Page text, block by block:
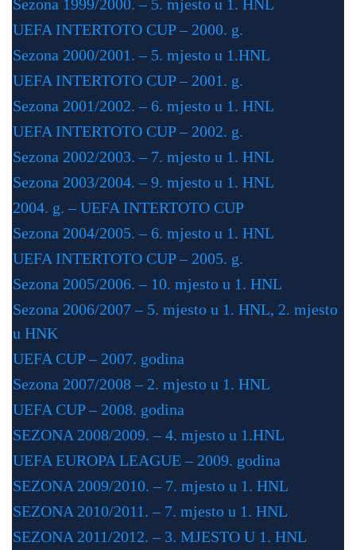
Sezona 1999/2000. – 5. mjesto u 1. HNL
UEFA INTERTOTO CUP – 2000. g.
Sezona 2000/2001. – 5. mjesto u 1.HNL
UEFA INTERTOTO CUP – 2001. g.
Sezona 2001/2002. – 6. mjesto u 1. HNL
UEFA INTERTOTO CUP – 2002. g.
Sezona 2002/2003. – 7. mjesto u 1. HNL
Sezona 2003/2004. – 9. mjesto u 1. HNL
2004. g. – UEFA INTERTOTO CUP
Sezona 2004/2005. – 6. mjesto u 1. HNL
UEFA INTERTOTO CUP – 2005. g.
Sezona 2005/2006. – 10. mjesto u 1. HNL
Sezona 2006/2007 – 5. mjesto u 1. HNL, 2. mjesto
u HNK
UEFA CUP – 2007. godina
Sezona 2007/2008 – 2. mjesto u 1. HNL
UEFA CUP – 2008. godina
SEZONA 2008/2009. – 4. mjesto u 1.HNL
UEFA EUROPA LEAGUE – 2009. godina
SEZONA 2009/2010. – 7. mjesto u 1. HNL
SEZONA 2010/2011. – 7. mjesto u 1. HNL
SEZONA 2011/2012. – 3. MJESTO U 1. HNL